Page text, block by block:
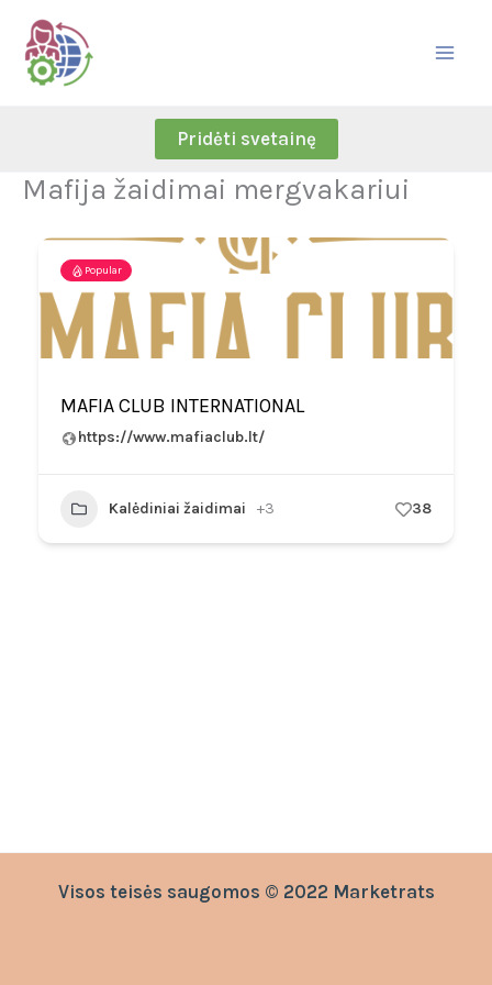
Skip
content
Pridėti svetainę
Mafija žaidimai mergvakariui
Popular
MAFIA CLUB INTERNATIONAL
https://www.mafiaclub.lt/
Kalėdiniai žaidimai +3 38
Visos teisės saugomos © 2022 Marketrats